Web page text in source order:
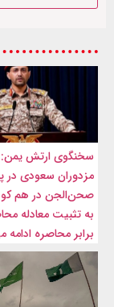
سخنگوی ارتش
مزدوران سعودی در
صحن‌الجن در هم
به تثبیت معادله
برابر محاصره